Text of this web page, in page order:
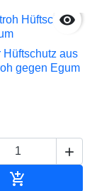

Hüftschutz aus
gegen Egum

